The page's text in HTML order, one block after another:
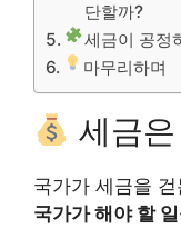
단할까?
세금이 공정
마무리하며
세금
국가가 세금을
국가가 해야 할